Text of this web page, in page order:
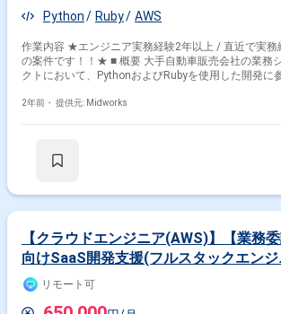
Python
Ruby AWS
作業内容 ★エンジニア実務経験2年以上 / 直近で実務
の案件です！！★ ■ 概要 大手自動車販売会社の業務
クトにおいて、PythonおよびRubyを使用した開発に
イトの新機能開発・保守に携わります。 ■ 具体的な業務内容 ・業務システ
2年前・ 提供元: Midworks
【クラウドエンジニア(AWS)】【業務
向けSaaS開発支援(フルスタックエン
トOK】リモート可